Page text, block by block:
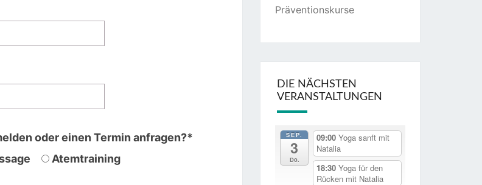
oder einen Termin anfragen?*
Atemtraining
DIE NÄCHSTEN
VERANSTALTUNGEN
SEP.
3
Do.
09:00Yoga sanft mit
Natalia
18:30Yoga für den
Rücken mit Natalia